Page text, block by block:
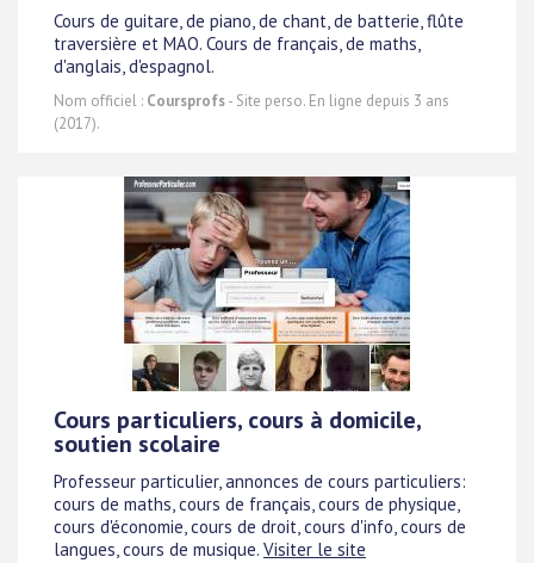
Cours de guitare, de piano, de chant, de batterie, flûte
traversière et MAO. Cours de français, de maths,
d'anglais, d'espagnol.
Nom officiel : Coursprofs- Site perso. En ligne depuis 3 ans
(2017).
Cours particuliers, cours à domicile,
soutien scolaire
Professeur particulier, annonces de cours particuliers:
cours de maths, cours de français, cours de physique,
cours d'économie, cours de droit, cours d'info, cours de
langues, cours de musique. Visiter le site